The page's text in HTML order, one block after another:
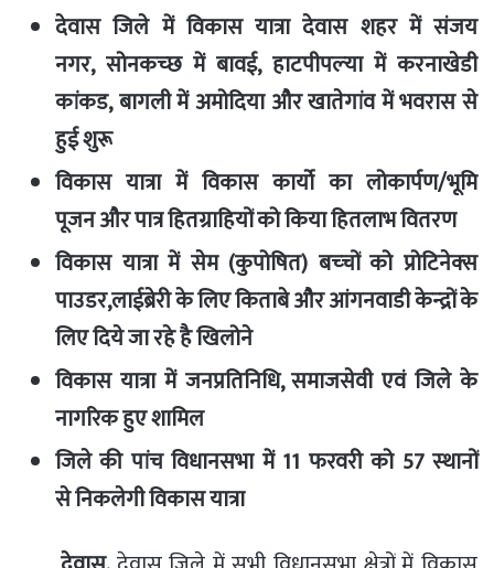
देवास जिले में विकास यात्रा देवास शहर में संजय
नगर, सोनकच्‍छ में बावई, हाटपीपल्‍या में करनाखेडी
कांकड,बागलीमेंअमोदियाऔरखातेगांव में भवराससे
हुई शुरू
विकास यात्रा में विकास कार्यो का लोकार्पण/भूमि
पूजनऔरपात्र हितग्राहियों कोकियाहितलाभवितरण
विकास यात्रा में सेम (कुपोषित) बच्‍चों को प्रोटिनेक्‍स
पाउडर,लाईब्रेरी के लिए किताबे और आंगनवाडी केन्‍द्रों के
लिएदिये जा रहे हैखिलोने
विकास यात्रा में जनप्रतिनिधि, समाजसेवी एवं जिले के
नागरिकहुएशामिल
जिलेकीपांच विधानसभा में 11 फरवरी को 57स्‍थानों
सेनिकलेगी विकास यात्रा